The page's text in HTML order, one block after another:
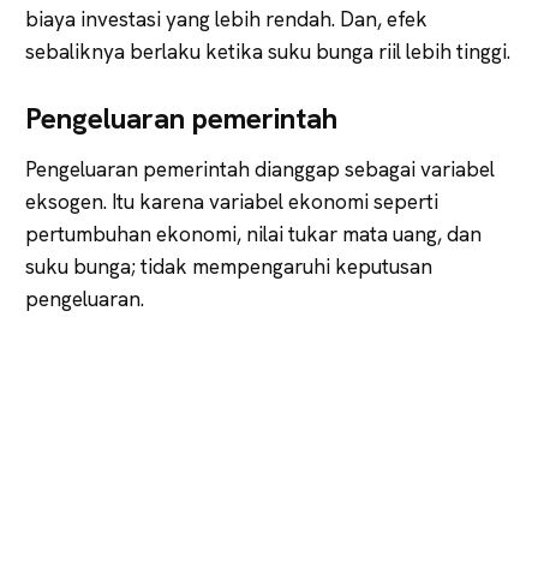
biaya investasi yang lebih rendah. Dan, efek
sebaliknya berlaku ketika suku bunga riil lebih tinggi.
Pengeluaran pemerintah
Pengeluaran pemerintah dianggap sebagai variabel
eksogen. Itu karena variabel ekonomi seperti
pertumbuhan ekonomi, nilai tukar mata uang, dan
suku bunga; tidak mempengaruhi keputusan
pengeluaran.